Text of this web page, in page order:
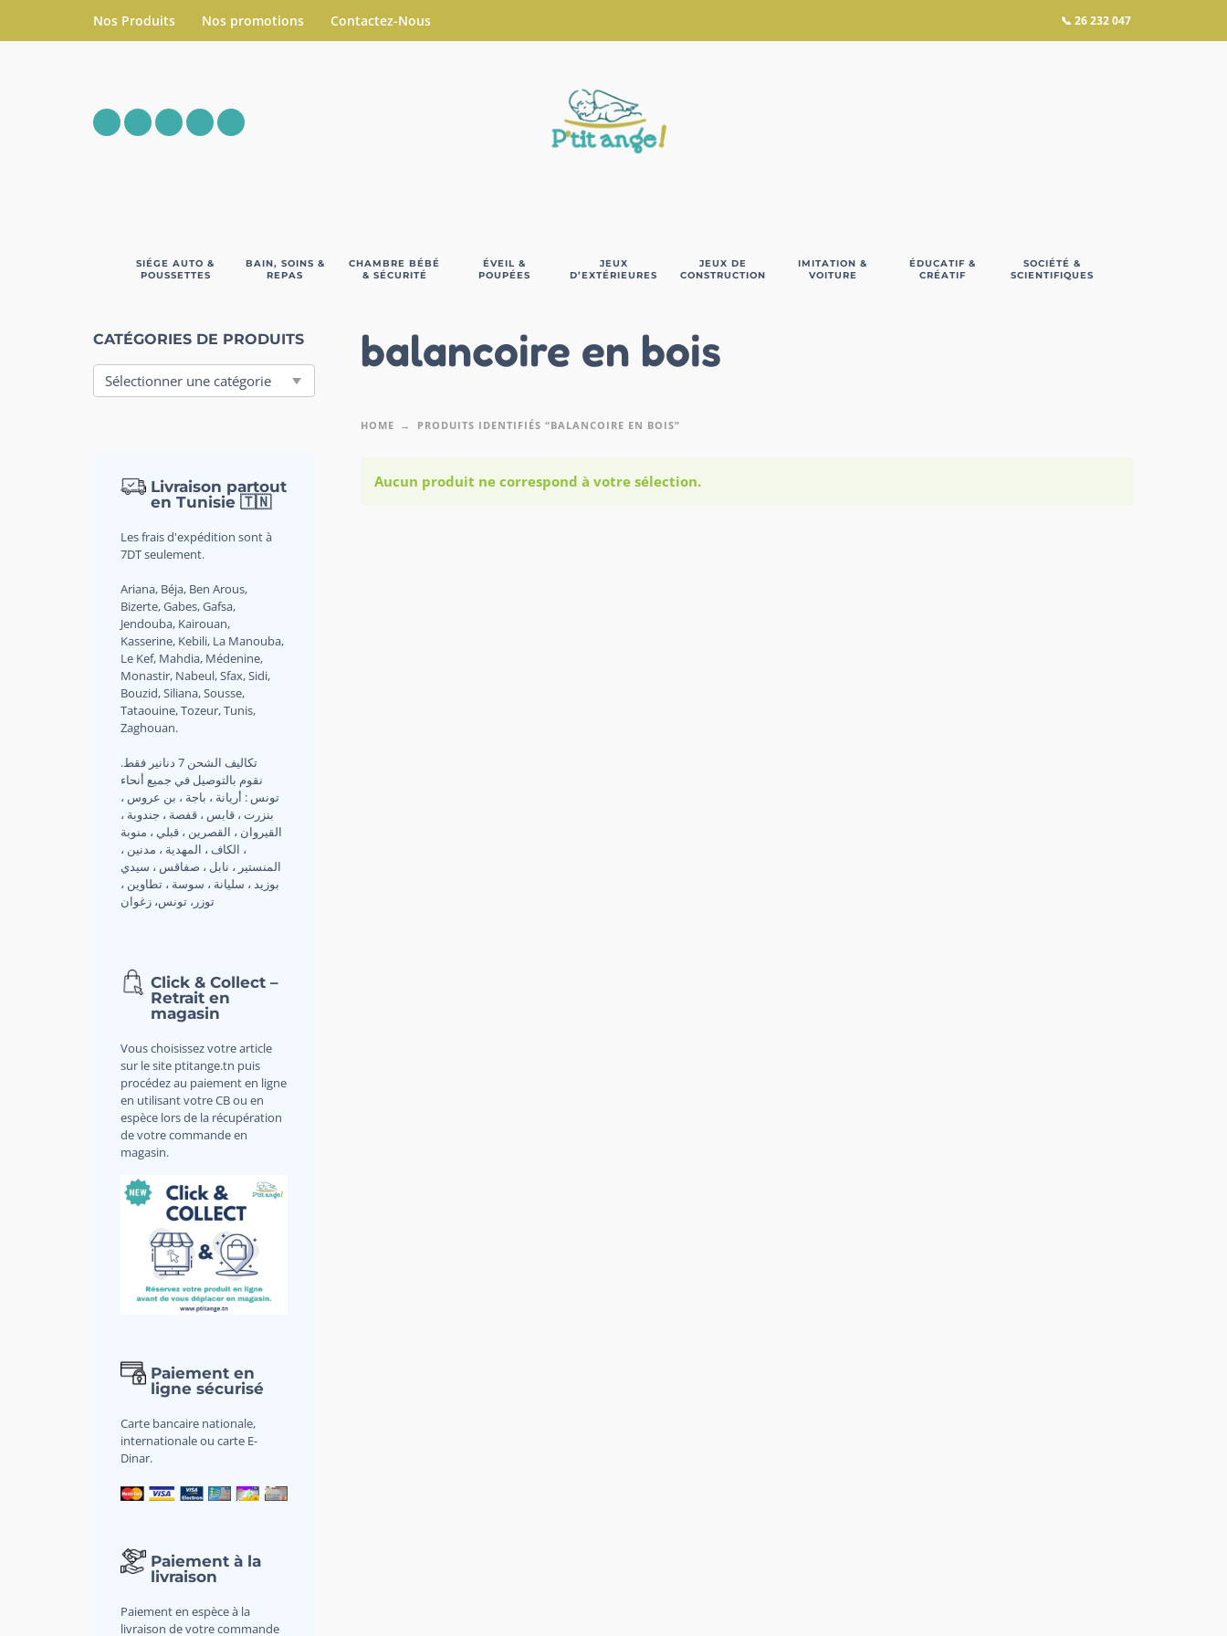
Nos Produits Nos promotions Contactez-Nous 📞 26 232 047
SIÉGE AUTO &
POUSSETTES
BAIN, SOINS &
REPAS
CHAMBRE BÉBÉ
& SÉCURITÉ
ÉVEIL &
POUPÉES
JEUX
D’EXTÉRIEURES
JEUX DE
CONSTRUCTION
IMITATION &
VOITURE
ÉDUCATIF &
CRÉATIF
SOCIÉTÉ &
SCIENTIFIQUES
CATÉGORIES DE PRODUITS
Livraison partout
en Tunisie 🇹🇳
Les frais d'expédition sont à
7DT seulement.
Ariana, Béja, Ben Arous,
Bizerte, Gabes, Gafsa,
Jendouba, Kairouan,
Kasserine, Kebili, La Manouba,
Le Kef, Mahdia, Médenine,
Monastir, Nabeul, Sfax, Sidi,
Bouzid, Siliana, Sousse,
Tataouine, Tozeur, Tunis,
Zaghouan.
.تكاليف الشحن 7 دنانير فقط
نقوم بالتوصيل في جميع أنحاء
تونس : أريانة ، باجة ، بن عروس ،
بنزرت ، قابس ، قفصة ، جندوبة ،
القيروان ، القصرين ، قبلي ، منوبة
، الكاف ، المهدية ، مدنين ،
المنستير ، نابل ، صفاقس ، سيدي
بوزيد ، سليانة ، سوسة ، تطاوين ،
توزر، تونس، زغوان
Click & Collect –
Retrait en
magasin
Vous choisissez votre article
sur le site ptitange.tn puis
procédez au paiement en ligne
en utilisant votre CB ou en
espèce lors de la récupération
de votre commande en
magasin.
Paiement en
ligne sécurisé
Carte bancaire nationale,
internationale ou carte E-
Dinar.
Paiement à la
livraison
Paiement en espèce à la
livraison de votre commande
balancoire en bois
HOME PRODUITS IDENTIFIÉS “BALANCOIRE EN BOIS”
Aucun produit ne correspond à votre sélection.